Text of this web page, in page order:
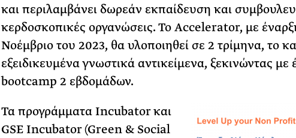
και περιλαμβάνει δωρεάν εκπαίδευση και
κερδοσκοπικές οργανώσεις. Το Accelerator, με
Νοέμβριο του 2023, θα υλοποιηθεί σε 2 τρίμηνα, το
εξειδικευμένα γνωστικά αντικείμενα, ξεκινώντας με
bootcamp 2 εβδομάδων.
Τα προγράμματα Incubator και
GSE Incubator (Green & Social